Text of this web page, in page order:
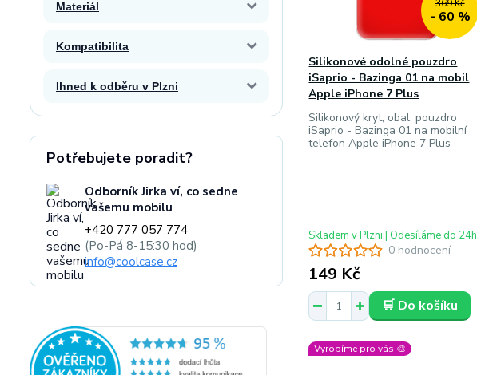
Materiál
Kompatibilita
Ihned k odběru v Plzni
Potřebujete poradit?
Odborník Jirka ví, co sedne
vašemu mobilu
+420 777 057 774
(Po-Pá 8-15:30 hod)
info@coolcase.cz
369 Kč
- 60 %
0 hodnocení
Silikonové odolné pouzdro
iSaprio - Bazinga 01 na mobil
Apple iPhone 7 Plus
Silikonový kryt, obal, pouzdro
iSaprio - Bazinga 01 na mobilní
telefon Apple iPhone 7 Plus
149 Kč
Skladem v Plzni | Odesíláme do 24h
🛒 Do košíku
Vyrobíme pro vás 🎨